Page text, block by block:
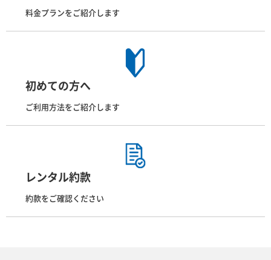
料金プランをご紹介します
初めての方へ
ご利用方法をご紹介します
レンタル約款
約款をご確認ください